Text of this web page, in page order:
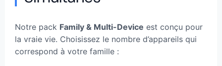
Notre pack Family & Multi-Device est conçu pour
la vraie vie. Choisissez le nombre d’appareils qui
correspond à votre famille :